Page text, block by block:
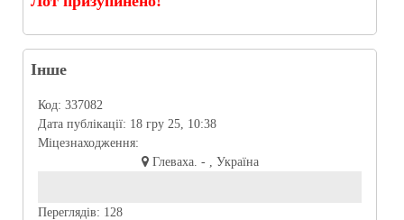
Інше
Код: 337082
Дата публікації: 18 гру 25, 10:38
Міцезнаходження:
Глеваха. - , Україна
Переглядів: 128